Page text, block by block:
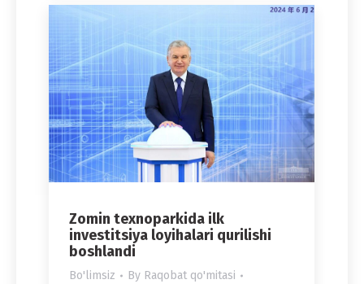
Zomin texnoparkida ilk
investitsiya loyihalari qurilishi
boshlandi
Bo'limsiz By Raqobat qo'mitasi